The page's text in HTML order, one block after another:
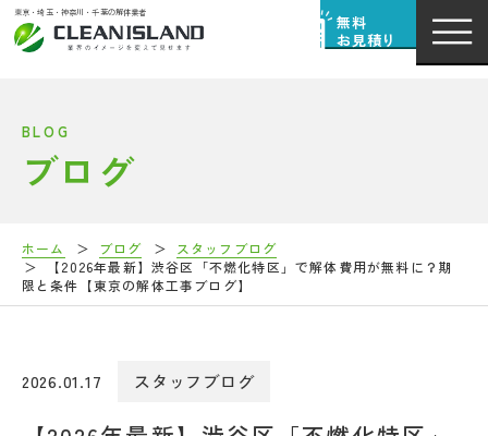
東京・埼玉・神奈川・千葉の解体業者
無料
お見積り
BLOG
ブログ
ホーム ブログ
スタッフブログ
【2026年最新】渋谷区「不燃化特区」で解体費用が無料に？期
限と条件【東京の解体工事ブログ】
2026.01.17 スタッフブログ